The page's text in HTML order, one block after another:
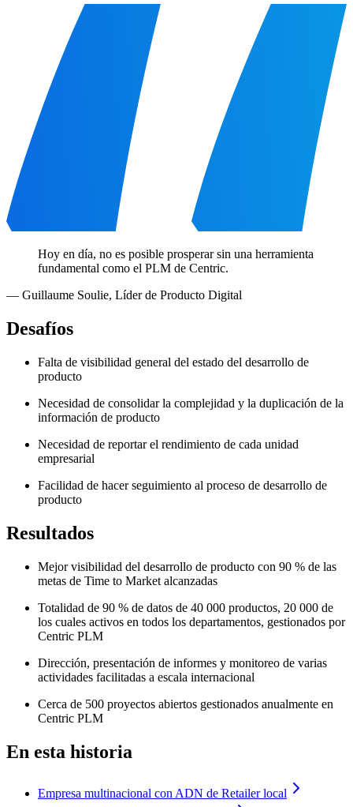
Hoy en día, no es posible prosperar sin una herramienta
fundamental como el PLM de Centric.
— Guillaume Soulie, Líder de Producto Digital
Desafíos
Falta de visibilidad general del estado del desarrollo de
producto
Necesidad de consolidar la complejidad y la duplicación de la
información de producto
Necesidad de reportar el rendimiento de cada unidad
empresarial
Facilidad de hacer seguimiento al proceso de desarrollo de
producto
Resultados
Mejor visibilidad del desarrollo de producto con 90 % de las
metas de Time to Market alcanzadas
Totalidad de 90 % de datos de 40 000 productos, 20 000 de
los cuales activos en todos los departamentos, gestionados por
Centric PLM
Dirección, presentación de informes y monitoreo de varias
actividades facilitadas a escala internacional
Cerca de 500 proyectos abiertos gestionados anualmente en
Centric PLM
En esta historia
Empresa multinacional con ADN de Retailer local